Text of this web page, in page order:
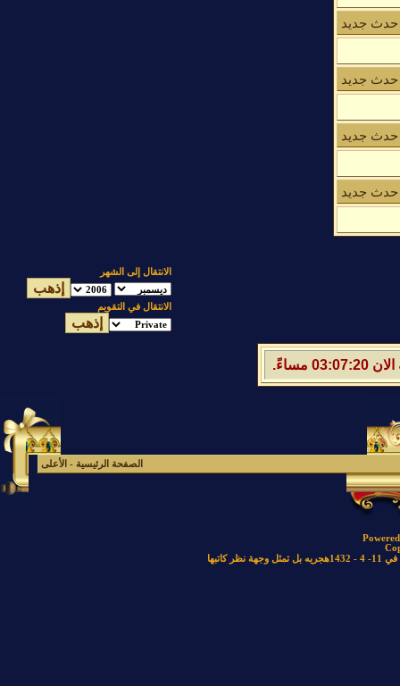
حدث جديد
حدث جديد
حدث جديد
حدث جديد
الانتقال إلى الشهر
الانتقال في التقويم
الصفحة الرئيسية - الأعلى